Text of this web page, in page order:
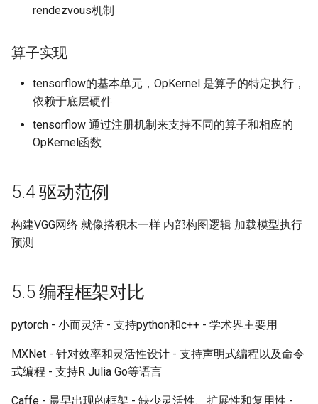
rendezvous机制
算子实现
tensorflow的基本单元，OpKernel 是算子的特定执行，
依赖于底层硬件
tensorflow 通过注册机制来支持不同的算子和相应的
OpKernel函数
5.4 驱动范例
构建VGG网络 就像搭积木一样 内部构图逻辑 加载模型执行
预测
5.5 编程框架对比
pytorch - 小而灵活 - 支持python和c++ - 学术界主要用
MXNet - 针对效率和灵活性设计 - 支持声明式编程以及命令
式编程 - 支持R Julia Go等语言
Caffe - 最早出现的框架 - 缺少灵活性、扩展性和复用性 -